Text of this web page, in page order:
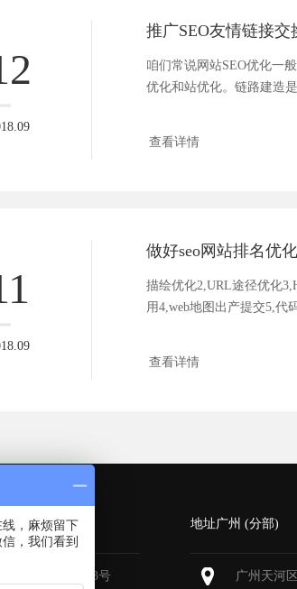
推广SEO友情链接交
咱们常说网站SEO优化一
优化和站优化。链路建造
查看详情
描绘优化2,URL途径优化
用4,web地图出产提交5,代
查看详情
区深南大道6013号
地址广州 (分部)
广州天河
，麻烦留下
，我们看到